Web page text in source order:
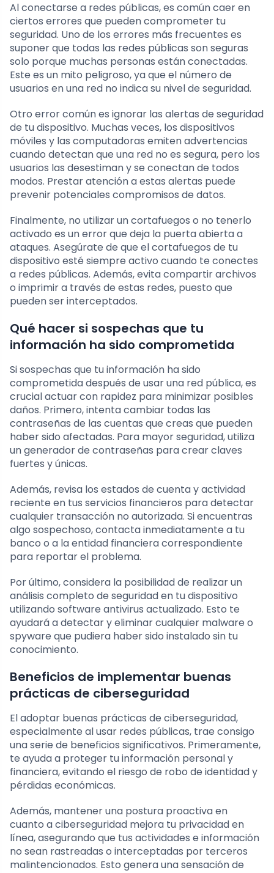
Al conectarse a redes públicas, es común caer en
ciertos errores que pueden comprometer tu
seguridad. Uno de los errores más frecuentes es
suponer que todas las redes públicas son seguras
solo porque muchas personas están conectadas.
Este es un mito peligroso, ya que el número de
usuarios en una red no indica su nivel de seguridad.
Otro error común es ignorar las alertas de seguridad
de tu dispositivo. Muchas veces, los dispositivos
móviles y las computadoras emiten advertencias
cuando detectan que una red no es segura, pero los
usuarios las desestiman y se conectan de todos
modos. Prestar atención a estas alertas puede
prevenir potenciales compromisos de datos.
Finalmente, no utilizar un cortafuegos o no tenerlo
activado es un error que deja la puerta abierta a
ataques. Asegúrate de que el cortafuegos de tu
dispositivo esté siempre activo cuando te conectes
a redes públicas. Además, evita compartir archivos
o imprimir a través de estas redes, puesto que
pueden ser interceptados.
Qué hacer si sospechas que tu
información ha sido comprometida
Si sospechas que tu información ha sido
comprometida después de usar una red pública, es
crucial actuar con rapidez para minimizar posibles
daños. Primero, intenta cambiar todas las
contraseñas de las cuentas que creas que pueden
haber sido afectadas. Para mayor seguridad, utiliza
un generador de contraseñas para crear claves
fuertes y únicas.
Además, revisa los estados de cuenta y actividad
reciente en tus servicios financieros para detectar
cualquier transacción no autorizada. Si encuentras
algo sospechoso, contacta inmediatamente a tu
banco o a la entidad financiera correspondiente
para reportar el problema.
Por último, considera la posibilidad de realizar un
análisis completo de seguridad en tu dispositivo
utilizando software antivirus actualizado. Esto te
ayudará a detectar y eliminar cualquier malware o
spyware que pudiera haber sido instalado sin tu
conocimiento.
Beneficios de implementar buenas
prácticas de ciberseguridad
El adoptar buenas prácticas de ciberseguridad,
especialmente al usar redes públicas, trae consigo
una serie de beneficios significativos. Primeramente,
te ayuda a proteger tu información personal y
financiera, evitando el riesgo de robo de identidad y
pérdidas económicas.
Además, mantener una postura proactiva en
cuanto a ciberseguridad mejora tu privacidad en
línea, asegurando que tus actividades e información
no sean rastreadas o interceptadas por terceros
malintencionados. Esto genera una sensación de